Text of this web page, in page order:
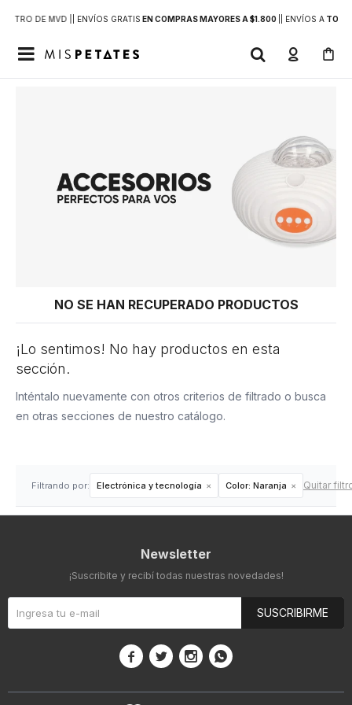
DE MVD | | ENVÍOS GRATIS EN COMPRAS MAYORES A $1.800 | ENVÍOS ATODO

NO SE HAN RECUPERADO PRODUCTOS
¡Lo sentimos! No hay productos en esta
sección.
Inténtalo nuevamente con otros criterios de filtrado o busca
en otras secciones de nuestro catálogo.
Filtrando por: Electrónica y tecnología Color: Naranja Quitar
Newsletter
¡Suscribite y recibí todas nuestras novedades!
SUSCRIBIRME
   